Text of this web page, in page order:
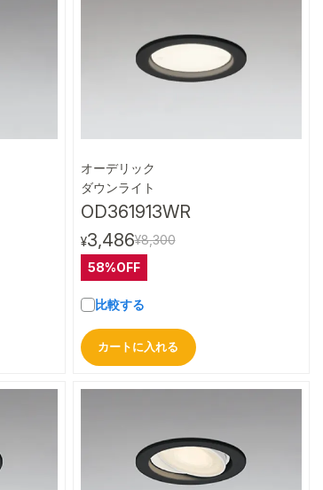
オーデリック
ダウンライト
OD361913WR
¥3,486¥8,300
58%OFF
比較する
カートに入れる